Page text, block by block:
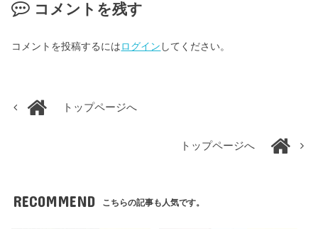
コメントを残す
コメントを投稿するにはログイン してください。
トップページへ
トップページへ
RECOMMEND こちらの記事も人気です。